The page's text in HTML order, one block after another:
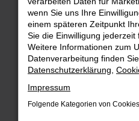
Würzburg
Höchst
Vorführwagen
Vorhang auf für
wenn Sie uns Ihre
einem späteren Zeitpunkt
Sie die Einwilligung jederzeit
Weitere Informationen zum
Datenverarbeitung finden
Datenschutzerklärung
Impressum
Folgende Kategorien von